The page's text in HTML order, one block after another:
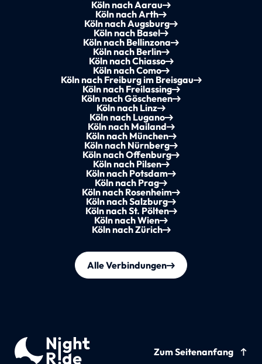
Köln nach Aarau
Köln nach Arth
Köln nach Augsburg
Köln nach Basel
Köln nach Bellinzona
Köln nach Berlin
Köln nach Chiasso
Köln nach Como
Köln nach Freiburg im Breisgau
Köln nach Freilassing
Köln nach Göschenen
Köln nach Linz
Köln nach Lugano
Köln nach Mailand
Köln nach München
Köln nach Nürnberg
Köln nach Offenburg
Köln nach Pilsen
Köln nach Potsdam
Köln nach Prag
Köln nach Rosenheim
Köln nach Salzburg
Köln nach St. Pölten
Köln nach Wien
Köln nach Zürich
Alle Verbindungen
Zum Seitenanfang